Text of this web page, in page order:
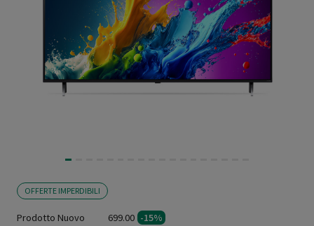
OFFERTE IMPERDIBILI
Prodotto Nuovo 699.00 -15%